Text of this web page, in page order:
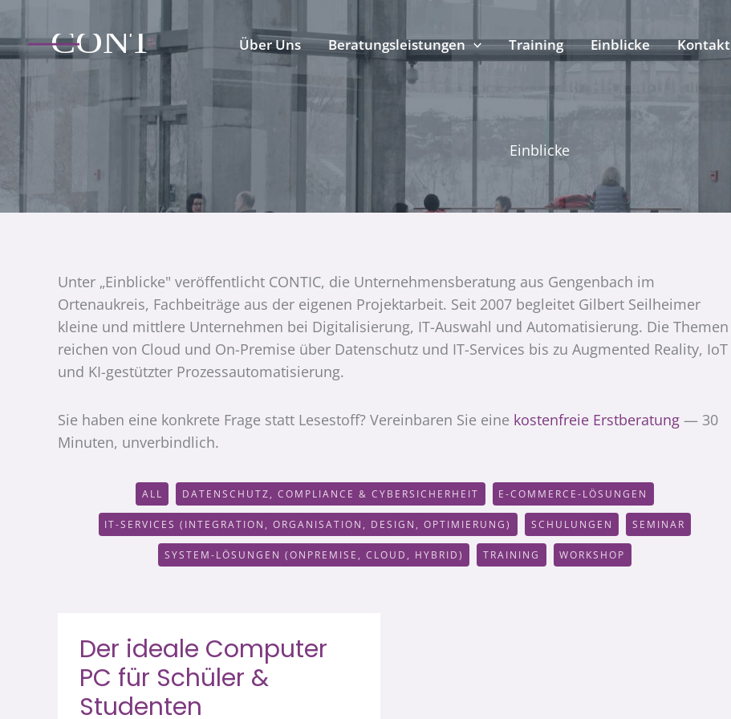
Inhalt
springen
Über Uns Beratungsleistungen Training Einblicke Kontakt
Einblicke
Unter „Einblicke" veröffentlicht CONTIC, die Unternehmensberatung aus Gengenbach im
Ortenaukreis, Fachbeiträge aus der eigenen Projektarbeit. Seit 2007 begleitet Gilbert Seilheimer
kleine und mittlere Unternehmen bei Digitalisierung, IT-Auswahl und Automatisierung. Die Themen
reichen von Cloud und On-Premise über Datenschutz und IT-Services bis zu Augmented Reality, IoT
und KI-gestützter Prozessautomatisierung.
Sie haben eine konkrete Frage statt Lesestoff? Vereinbaren Sie eine kostenfreie Erstberatung — 30
Minuten, unverbindlich.
ALL DATENSCHUTZ, COMPLIANCE & CYBERSICHERHEIT E-COMMERCE-LÖSUNGEN
IT-SERVICES (INTEGRATION, ORGANISATION, DESIGN, OPTIMIERUNG) SCHULUNGEN SEMINAR
SYSTEM-LÖSUNGEN (ONPREMISE, CLOUD, HYBRID) TRAINING WORKSHOP
Der ideale Computer
PC für Schüler &
Studenten